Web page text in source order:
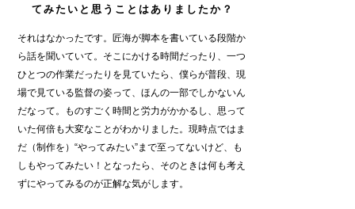
てみたいと思うことはありましたか？
それはなかったです。匠海が脚本を書いている段階か
ら話を聞いていて。そこにかける時間だったり、一つ
ひとつの作業だったりを見ていたら、僕らが普段、現
場で見ている監督の姿って、ほんの一部でしかないん
だなって。ものすごく時間と労力がかかるし、思って
いた何倍も大変なことがわかりました。現時点ではま
だ（制作を）“やってみたい”まで至ってないけど、も
しもやってみたい！となったら、そのときは何も考え
ずにやってみるのが正解な気がします。